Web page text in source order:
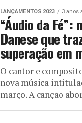
LANÇAMENTOS 2023 3 anos
“Áudio da Fé”:
Danese que
superação em
O cantor e
nova música
março. A canção